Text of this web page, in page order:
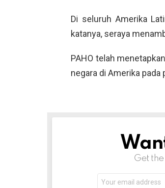
Di seluruh Amerika
katanya, seraya
PAHO telah
negara di Amerika
NEWSLETTER
Get
address: